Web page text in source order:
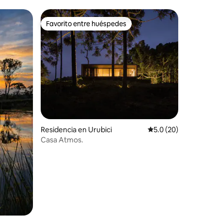
Favorito entre huéspedes
Favorito entre huéspedes
Residencia en Urubici Calificación
5.0 (20)
Casa Atmos.